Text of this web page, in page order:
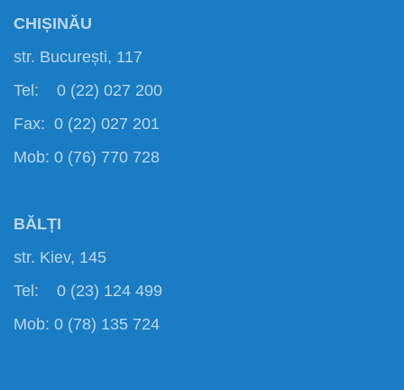
CHIȘINĂU
str. București, 117
Tel: 0 (22) 027 200
Fax: 0 (22) 027 201
Mob: 0 (76) 770 728
BĂLȚI
str. Kiev, 145
Tel: 0 (23) 124 499
Mob: 0 (78) 135 724